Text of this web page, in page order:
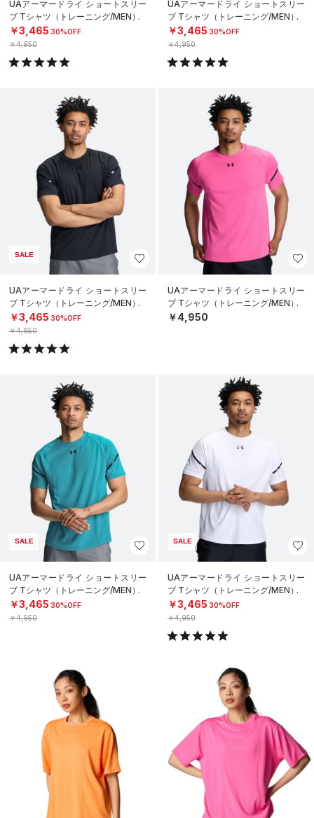
UAアーマードライ ショートスリー
ブ Tシャツ（トレーニング/MEN）
￥3,465 30%OFF
￥4,950
UAアーマードライ ショートスリー
ブ Tシャツ（トレーニング/MEN）
￥3,465 30%OFF
￥4,950
SALE
UAアーマードライ ショートスリー
ブ Tシャツ（トレーニング/MEN）
￥3,465 30%OFF
￥4,950
UAアーマードライ ショートスリー
ブ Tシャツ（トレーニング/MEN）
￥4,950
SALE
UAアーマードライ ショートスリー
ブ Tシャツ（トレーニング/MEN）
￥3,465 30%OFF
￥4,950
SALE
UAアーマードライ ショートスリー
ブ Tシャツ（トレーニング/MEN）
￥3,465 30%OFF
￥4,950